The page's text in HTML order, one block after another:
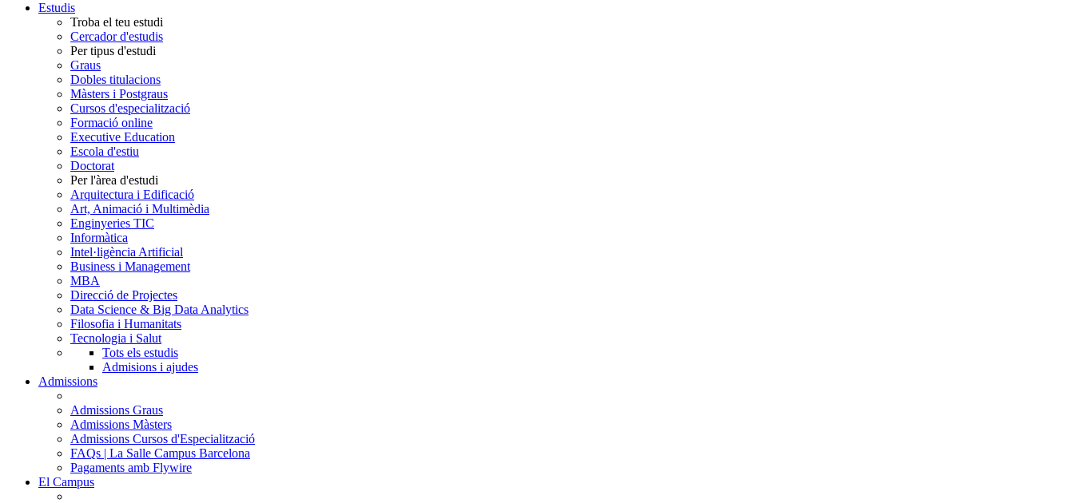
Estudis
Troba el teu estudi
Cercador d'estudis
Per tipus d'estudi
Graus
Dobles titulacions
Màsters i Postgraus
Cursos d'especialització
Formació online
Executive Education
Escola d'estiu
Doctorat
Per l'àrea d'estudi
Arquitectura i Edificació
Art, Animació i Multimèdia
Enginyeries TIC
Informàtica
Intel·ligència Artificial
Business i Management
MBA
Direcció de Projectes
Data Science & Big Data Analytics
Filosofia i Humanitats
Tecnologia i Salut
Tots els estudis
Admisions i ajudes
Admissions
Admissions Graus
Admissions Màsters
Admissions Cursos d'Especialització
FAQs | La Salle Campus Barcelona
Pagaments amb Flywire
El Campus